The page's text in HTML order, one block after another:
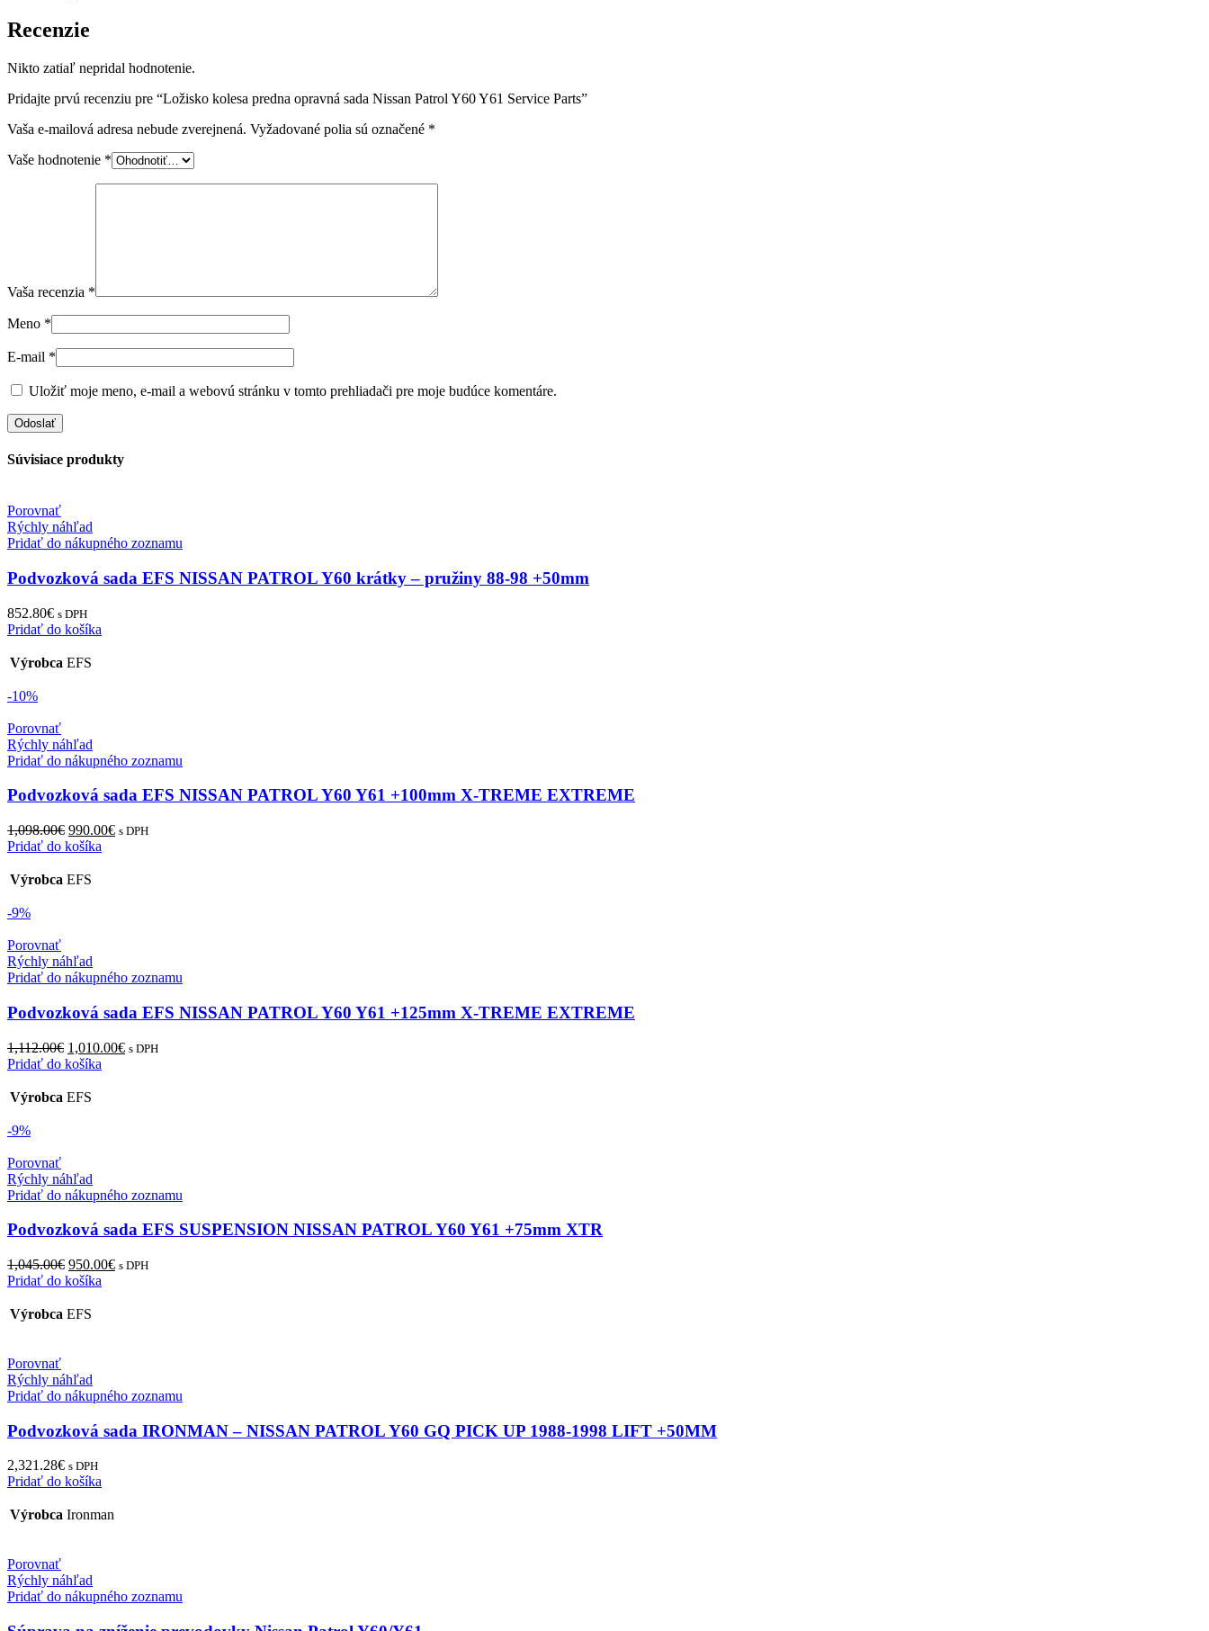
Recenzie
Nikto zatiaľ nepridal hodnotenie.
Pridajte prvú recenziu pre “Ložisko kolesa predna opravná sada Nissan Patrol Y60 Y61 Service Parts”
Vaša e-mailová adresa nebude zverejnená. Vyžadované polia sú označené *
Vaše hodnotenie *
Vaša recenzia *
Meno *
E-mail *
Uložiť moje meno, e-mail a webovú stránku v tomto prehliadači pre moje budúce komentáre.
Súvisiace produkty
Porovnať
Rýchly náhľad
Pridať do nákupného zoznamu
Podvozková sada EFS NISSAN PATROL Y60 krátky – pružiny 88-98 +50mm
852.80€ s DPH
Pridať do košíka
Výrobca EFS
-10%
Porovnať
Rýchly náhľad
Pridať do nákupného zoznamu
Podvozková sada EFS NISSAN PATROL Y60 Y61 +100mm X-TREME EXTREME
1,098.00€ Original
price
1,098.00€.
990.00€Current
s DPH
Pridať do košíka
Výrobca EFS
-9%
Porovnať
Rýchly náhľad
Pridať do nákupného zoznamu
Podvozková sada EFS NISSAN PATROL Y60 Y61 +125mm X-TREME EXTREME
1,112.00€ Original
price
1,112.00€.
1,010.00€Current
s DPH
Pridať do košíka
Výrobca EFS
-9%
Porovnať
Rýchly náhľad
Pridať do nákupného zoznamu
Podvozková sada EFS SUSPENSION NISSAN PATROL Y60 Y61 +75mm XTR
1,045.00€ Original
price
1,045.00€.
950.00€Current
s DPH
Pridať do košíka
Výrobca EFS
Porovnať
Rýchly náhľad
Pridať do nákupného zoznamu
Podvozková sada IRONMAN – NISSAN PATROL Y60 GQ PICK UP 1988-1998 LIFT +50MM
2,321.28€ s DPH
Pridať do košíka
Výrobca Ironman
Porovnať
Rýchly náhľad
Pridať do nákupného zoznamu